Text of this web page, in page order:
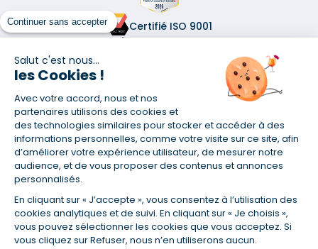
Continuer sans accepter
Salut c'est nous...
les Cookies !
Avec votre accord, nous et nos
partenaires utilisons des cookies et
des technologies similaires pour stocker et accéder à des
informations personnelles, comme votre visite sur ce site, afin
d’améliorer votre expérience utilisateur, de mesurer notre
audience, et de vous proposer des contenus et annonces
personnalisés.
En cliquant sur « J’accepte », vous consentez à l’utilisation des
cookies analytiques et de suivi. En cliquant sur « Je choisis »,
vous pouvez sélectionner les cookies que vous acceptez. Si
vous cliquez sur Refuser, nous n’en utiliserons aucun.
Certifié ISO 9001
(1) Taux fixe national hors assurance et selon votre profil
(2) Économie de 65 % pour l'assurance d'un prêt amortissable de 330
457,23 € à 0,90 % sur 19,5 ans, accordé à un salarié non cadre assuré à
100 % (décès, PTIA, IPP, ITT, IPP) âgé de 36 ans fumeur et une personne
ans et non-fumeur, tous deux sans risque médical connu. Au
14/07/2019, coût de l'assurance proposée par la banque 179,08 €/mois
en moyenne contre 64,60 €/mois en moyenne au 14/07/2022 avec
Empruntis.com (TAEA : 0,44 %, coût total de l'assurance : 15 117,65 €).